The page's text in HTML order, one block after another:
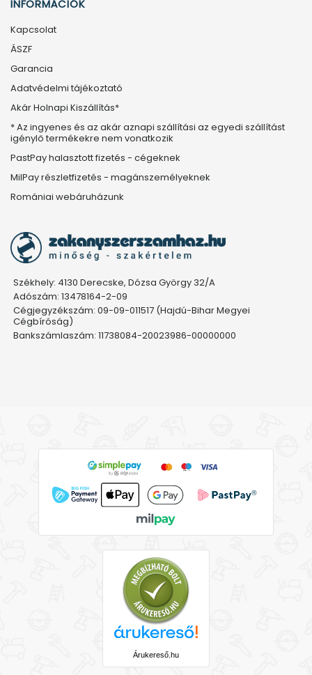
INFORMÁCIÓK
Kapcsolat
ÁSZF
Garancia
Adatvédelmi tájékoztató
Akár Holnapi Kiszállítás*
* Az ingyenes és az akár aznapi szállítási az egyedi szállítást
igénylő termékekre nem vonatkozik
PastPay halasztott fizetés - cégeknek
MilPay részletfizetés - magánszemélyeknek
Romániai webáruházunk
Székhely: 4130 Derecske, Dózsa György 32/A
Adószám: 13478164-2-09
Cégjegyzékszám: 09-09-011517 (Hajdú-Bihar Megyei
Cégbíróság)
Bankszámlaszám: 11738084-20023986-00000000
Árukereső.hu